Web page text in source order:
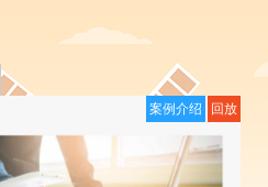
案例介绍 回放